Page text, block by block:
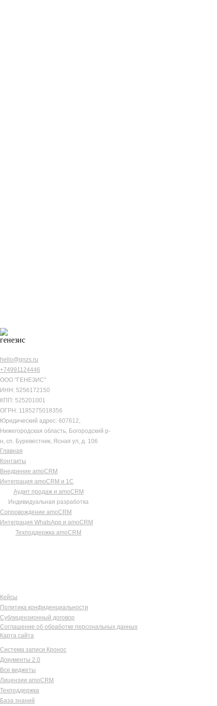
аккаунтах
клиентов
1
МЕСТО
В НОМИНАЦИИ
"САМОЕ
ЭФФЕКТИВНОЕ
ВНЕДРЕНИЕ"
бизнесе через CRM и
ИТ-инструменты
hello@gnzs.ru
+74991124446
ООО "ГЕНЕЗИС"
ИНН: 5256172150
КПП: 525201001
ОГРН: 1185275018356
Юридический адрес: 607612,
Нижегородская область, Богородский р-
н, сп. Буревестник, Ясная ул, д. 106
Главная
Контакты
Внедрение amoCRM
Интеграция amoCRM и 1С
Аудит продаж и amoCRM
Индивидуальная разработка
Сопровождение amoCRM
Интеграция WhatsApp и amoCRM
Техподдержка amoCRM
Кейсы
Политика конфиденциальности
Сублицензионный договор
Соглашение об обработке персональных данных
Карта сайта
Система записи Кронос
Документы 2.0
Все виджеты
Лицензии amoCRM
Техподдержка
База знаний
CRM-команда для вашего
роста
Оставьте заявку и мы покажем реальные
кейсы из вашей ниши и поможем подобрать
решения, которые действительно работают!
Обсудим стратегию
вашего роста
или напишите нам в мессенджеры